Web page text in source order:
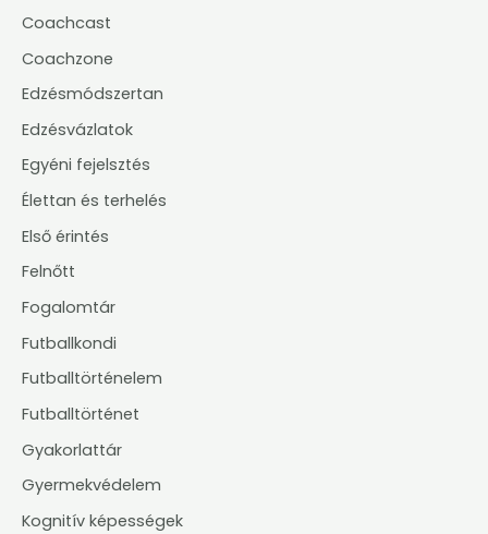
Coachcast
Coachzone
Edzésmódszertan
Edzésvázlatok
Egyéni fejelsztés
Élettan és terhelés
Első érintés
Felnőtt
Fogalomtár
Futballkondi
Futballtörténelem
Futballtörténet
Gyakorlattár
Gyermekvédelem
Kognitív képességek